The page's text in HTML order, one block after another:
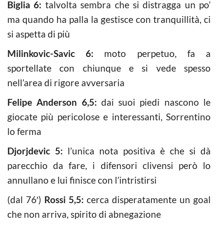
Biglia 6: talvolta sembra che si distragga un po’
ma quando ha palla la gestisce con tranquillità, ci
si aspetta di più
Milinkovic-Savic 6: moto perpetuo, fa a
sportellate con chiunque e si vede spesso
nell’area di rigore avversaria
Felipe Anderson 6,5: dai suoi piedi nascono le
giocate più pericolose e interessanti, Sorrentino
lo ferma
Djorjdevic 5: l’unica nota positiva è che si dà
parecchio da fare, i difensori clivensi però lo
annullano e lui finisce con l’intristirsi
(dal 76′) Rossi 5,5: cerca disperatamente un goal
che non arriva, spirito di abnegazione